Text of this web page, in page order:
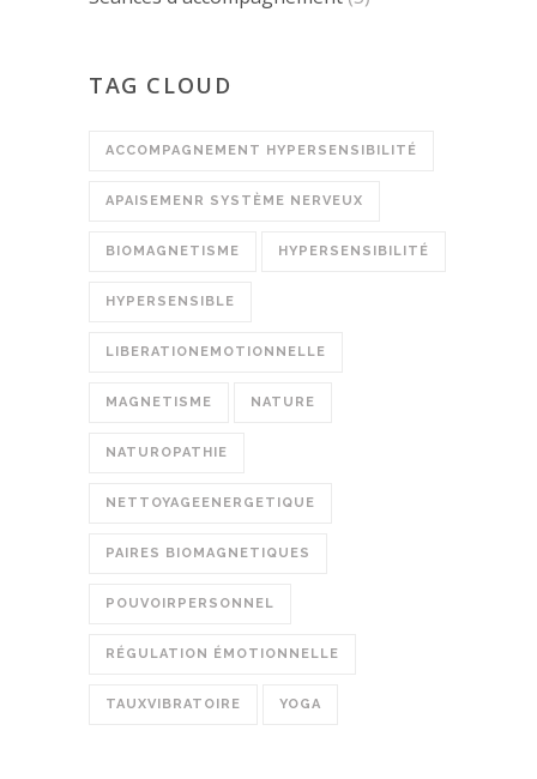
TAG CLOUD
ACCOMPAGNEMENT HYPERSENSIBILITÉ
APAISEMENR SYSTÈME NERVEUX
BIOMAGNETISME HYPERSENSIBILITÉ
HYPERSENSIBLE
LIBERATIONEMOTIONNELLE
MAGNETISME NATURE
NATUROPATHIE
NETTOYAGEENERGETIQUE
PAIRES BIOMAGNETIQUES
POUVOIRPERSONNEL
RÉGULATION ÉMOTIONNELLE
TAUXVIBRATOIRE YOGA